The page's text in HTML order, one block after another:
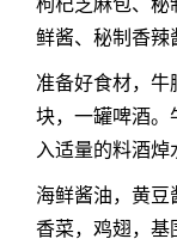
枸杞芝麻包、秘
鲜酱、秘制香辣
准备好食材，牛
块，一罐啤酒。
入适量的料酒焯
海鲜酱油，黄豆
香菜，鸡翅，基